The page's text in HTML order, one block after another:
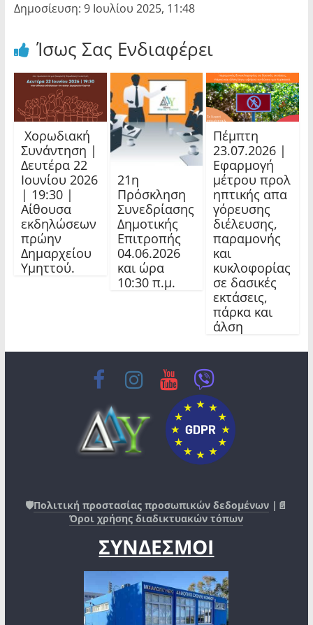
Δημοσίευση: 9 Ιουλίου 2025, 11:48
Ίσως Σας Ενδιαφέρει
Χορωδιακή
Συνάντηση |
Δευτέρα 22
Ιουνίου 2026
| 19:30 |
Αίθουσα
εκδηλώσεων
πρώην
Δημαρχείου
Υμηττού.
21η
Πρόσκληση
Συνεδρίασης
Δημοτικής
Επιτροπής
04.06.2026
και ώρα
10:30 π.μ.
Πέμπτη
23.07.2026 |
Εφαρμογή
μέτρου προλ
ηπτικής απα
γόρευσης
διέλευσης,
παραμονής
και
κυκλοφορίας
σε δασικές
εκτάσεις,
πάρκα και
άλση
🛡️Πολιτική προστασίας προσωπικών δεδομένων |📄
Όροι χρήσης διαδικτυακών τόπων
ΣΥΝΔΕΣΜΟΙ